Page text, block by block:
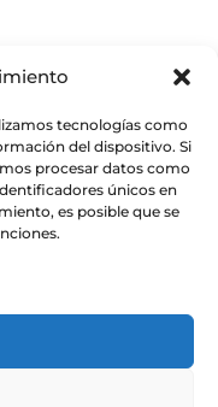
tecnologías como
del dispositivo. Si
procesar datos como
únicos en
es posible que se